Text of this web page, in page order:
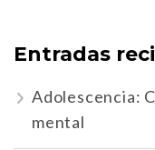
Entradas
Adolescencia:
mental